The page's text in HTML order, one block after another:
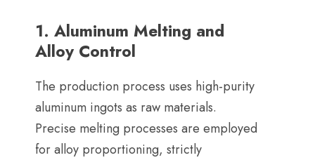
1. Aluminum Melting and
Alloy Control
The production process uses high-purity
aluminum ingots as raw materials.
Precise melting processes are employed
for alloy proportioning, strictly